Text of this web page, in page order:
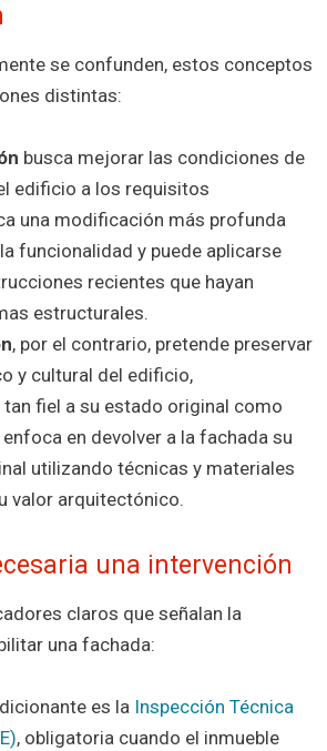
se confunden, estos conceptos
distintas:
busca mejorar las condiciones de
edificio a los requisitos
una modificación más profunda
funcionalidad y puede aplicarse
recientes que hayan
estructurales.
, por el contrario, pretende preservar
y cultural del edificio,
fiel a su estado original como
en devolver a la fachada su
utilizando técnicas y materiales
valor arquitectónico.
una intervención
claros que señalan la
una fachada:
es la Inspección Técnica
, obligatoria cuando el inmueble